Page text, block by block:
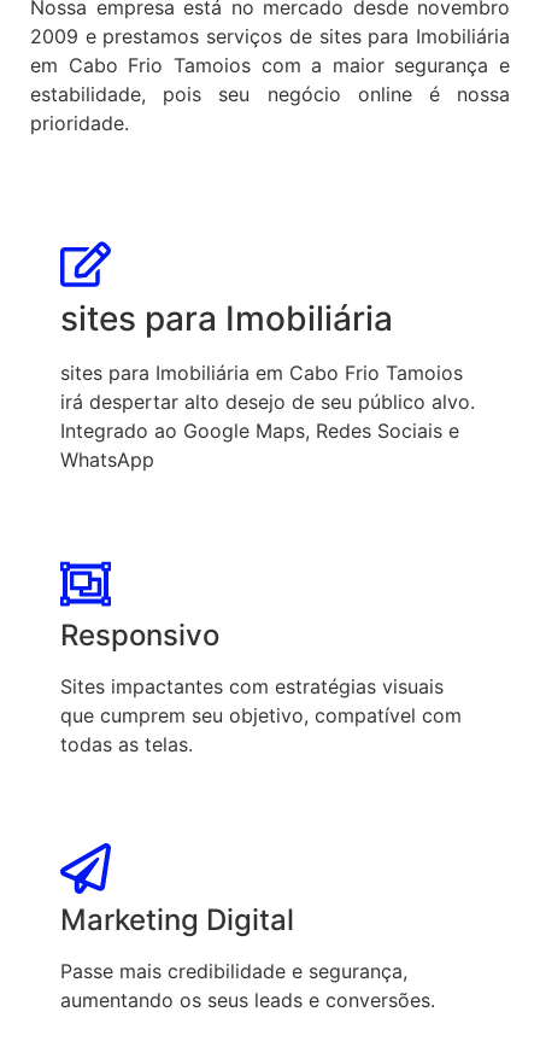
Nossa empresa está no mercado desde novembro
2009 e prestamos serviços de sites para Imobiliária
em Cabo Frio Tamoios com a maior segurança e
estabilidade, pois seu negócio online é nossa
prioridade.
sites para Imobiliária
sites para Imobiliária em Cabo Frio Tamoios
irá despertar alto desejo de seu público alvo.
Integrado ao Google Maps, Redes Sociais e
WhatsApp
Responsivo
Sites impactantes com estratégias visuais
que cumprem seu objetivo, compatível com
todas as telas.
Marketing Digital
Passe mais credibilidade e segurança,
aumentando os seus leads e conversões.